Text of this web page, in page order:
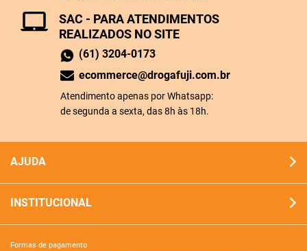
SAC - PARA ATENDIMENTOS
REALIZADOS NO SITE
(61) 3204-0173
ecommerce@drogafuji.com.br
Atendimento apenas por Whatsapp:
de segunda a sexta, das 8h às 18h.
AJUDA
INSTITUCIONAL
formas de pagamento